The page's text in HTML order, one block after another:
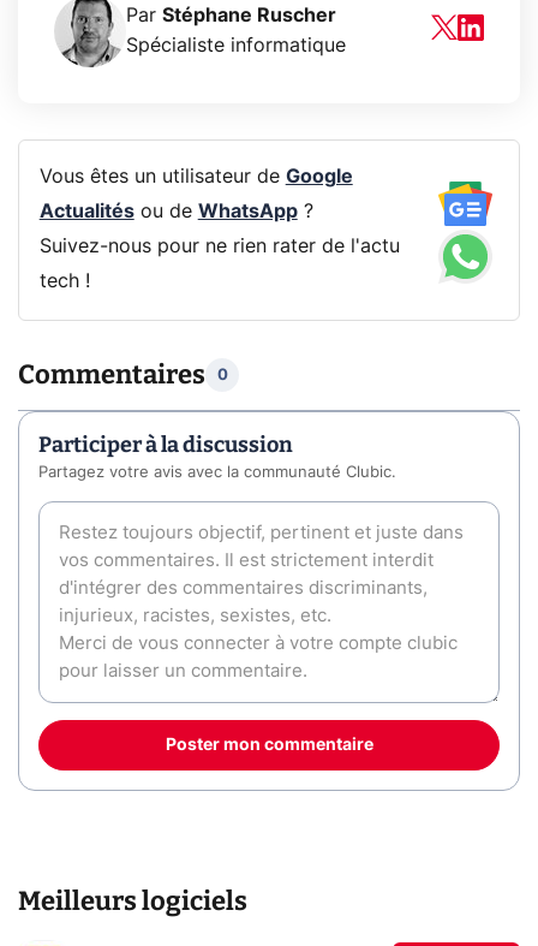
Par Stéphane Ruscher
Spécialiste informatique
Vous êtes un utilisateur de Google
Actualitésou de WhatsApp?
Suivez-nous pour ne rien rater de l'actu
tech !
Commentaires 0
Participer à la discussion
Partagez votre avis avec la communauté Clubic.
Poster mon commentaire
Meilleurs logiciels